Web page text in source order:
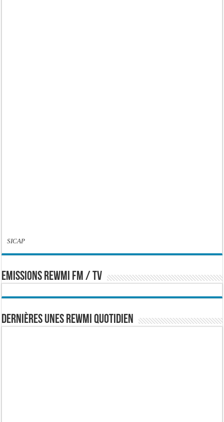
SICAP
EMISSIONS REWMI FM / TV
Dernières Unes Rewmi Quotidien